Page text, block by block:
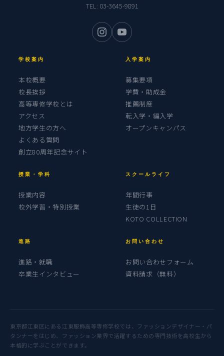
TEL: 03-3645-9891
学校案内
本校概要
校長挨拶
高等専修学校とは
アクセス
地方学生の方へ
よくある質問
創立80周年記念サイト
入学案内
募集要項
学費・助成金
推薦制度
転入学・編入学
オープンキャンパス
授業・学科
授業内容
校外学習・特別授業
スクールライフ
年間行事
生徒の1日
KOTO COLLECTION
進路
進路・就職
卒業生インタビュー
お問い合わせ
お問い合わせフォーム
資料請求（無料）
東京都江東区にある江東服飾高等専修学校では、ファッションデザイナー・パ
タンナーをはじめ、ファッション業界で活躍するための専門技術を高校生から
本格的に学ぶことができます。